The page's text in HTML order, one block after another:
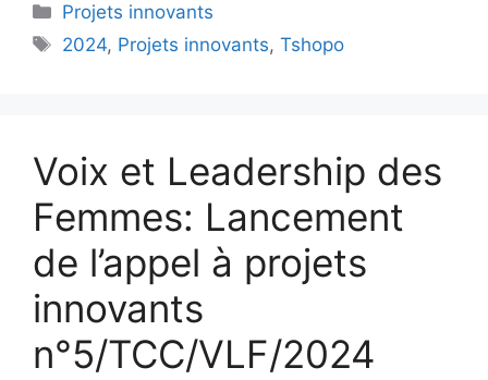
Projets innovants
2024, Projets innovants,Tshopo
Voix et Leadership des
Femmes: Lancement
de l’appel à projets
innovants
n°5/TCC/VLF/2024